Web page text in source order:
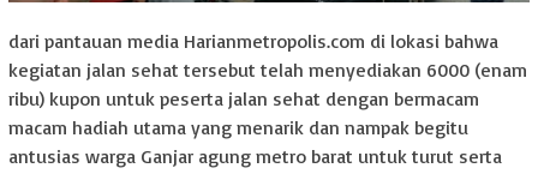
dari pantauan media Harianmetropolis.com di lokasi bahwa
kegiatan jalan sehat tersebut telah menyediakan 6000 (enam
ribu) kupon untuk peserta jalan sehat dengan bermacam
macam hadiah utama yang menarik dan nampak begitu
antusias warga Ganjar agung metro barat untuk turut serta